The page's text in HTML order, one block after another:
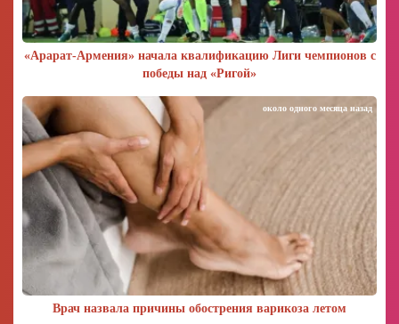
«Арарат‑Армения» начала квалификацию Лиги чемпионов с
победы над «Ригой»
Врач назвала причины обострения варикоза летом
около одного месяца назад